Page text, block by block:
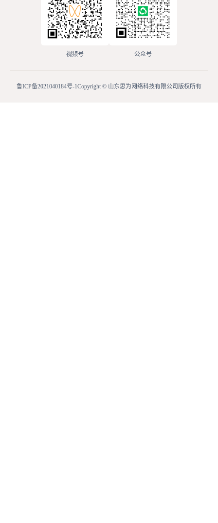
视频号 公众号
鲁ICP备2021040184号-1Copyright © 山东思为网络科技有限公司版权所有